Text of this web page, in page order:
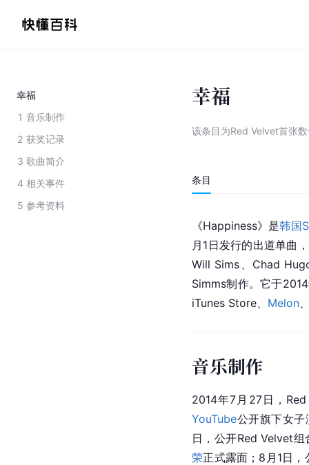
幸福
1 音乐制作
2 获奖记录
3 歌曲简介
4 相关事件
5 参考资料
幸福
该条目为Red Velvet首张
条目
《Happiness》是韩国
月1日发行的出道单曲
Will Sims、Chad
Simms制作。它于
iTunes Store、 Melon
音乐制作
2014年7月27日，
YouTube公开旗下女
日，公开Red Velvet
荣正式露面；8月1日